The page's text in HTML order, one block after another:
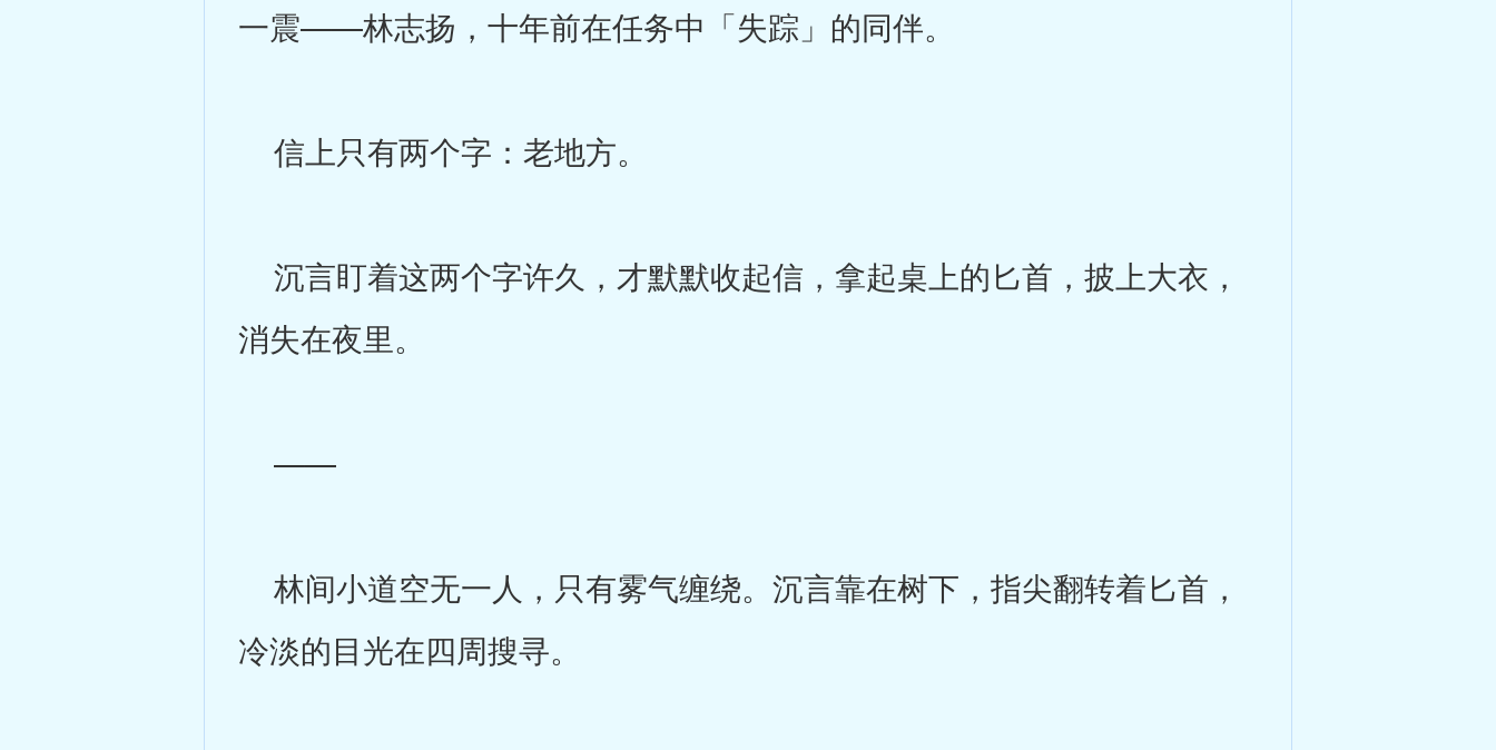
一震——林志扬，十年前在任务中「失踪」的同伴。
信上只有两个字：老地方。
沉言盯着这两个字许久，才默默收起信，拿起桌上的匕首，披上大衣，
消失在夜里。
——
林间小道空无一人，只有雾气缠绕。沉言靠在树下，指尖翻转着匕首，
冷淡的目光在四周搜寻。